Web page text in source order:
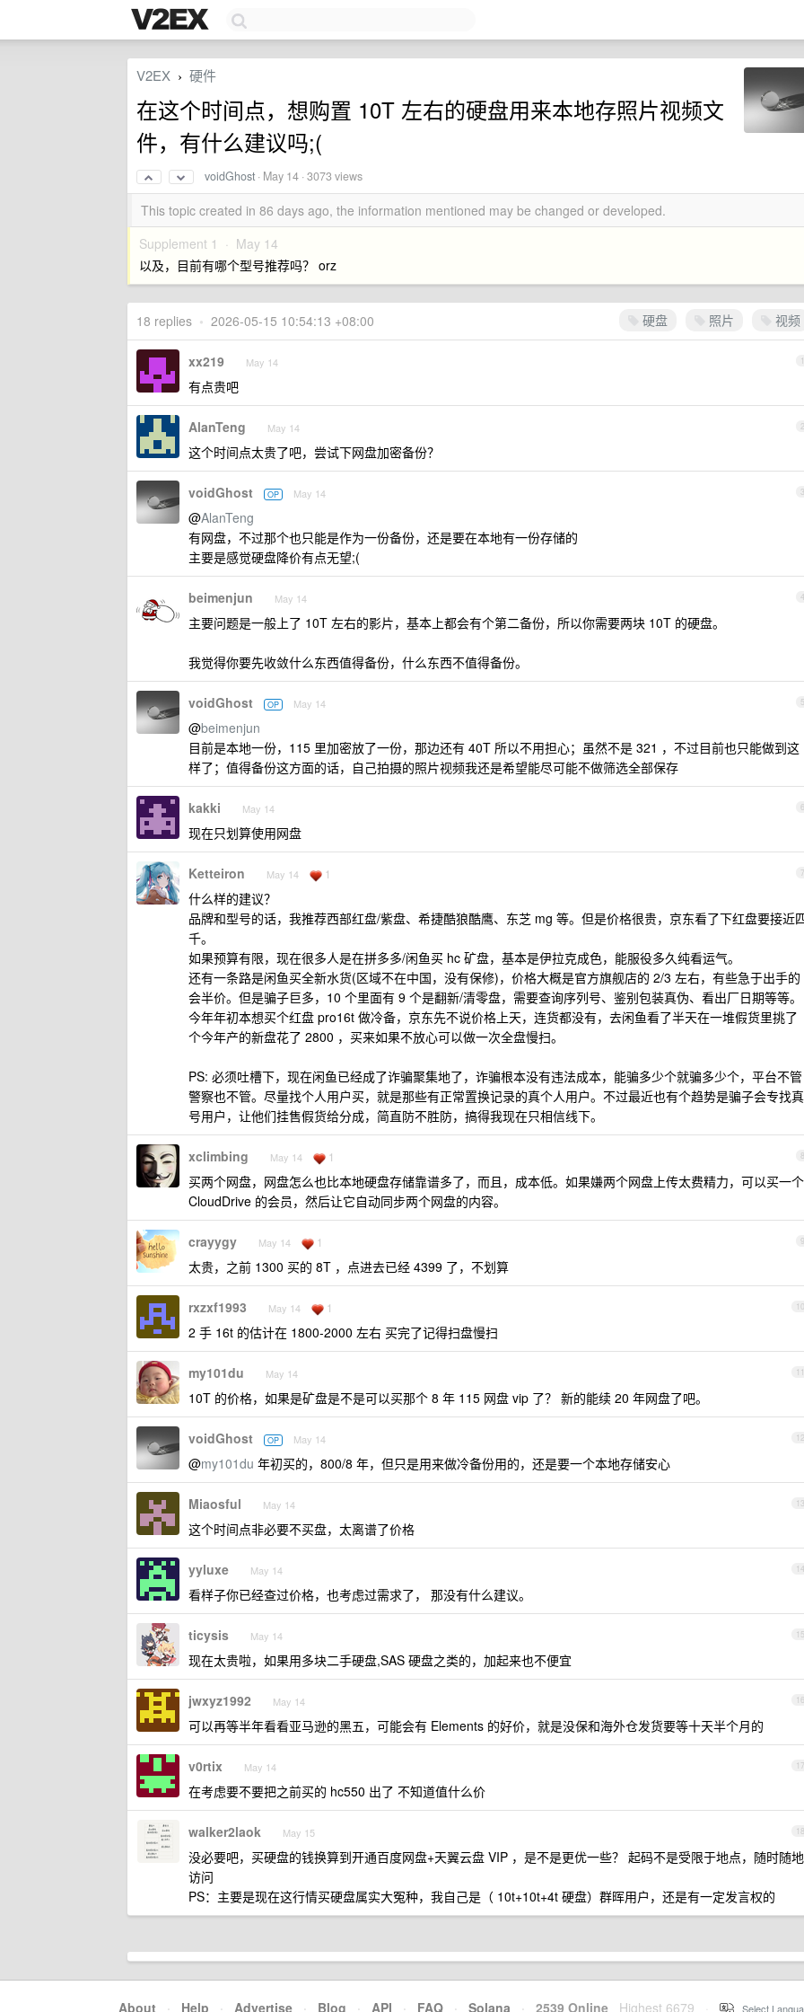
V2EX › 硬件
在这个时间点，想购置 10T 左右的硬盘用来本地存照片视频文
件，有什么建议吗;(
voidGhost · May 14 · 3073 views
This topic created in 86 days ago, the information mentioned may be changed or developed.
Supplement 1 · May 14
以及，目前有哪个型号推荐吗？ orz
硬盘 照片 视频
18 replies • 2026-05-15 10:54:13 +08:00
1
xx219 May 14
有点贵吧
2
AlanTeng May 14
这个时间点太贵了吧，尝试下网盘加密备份？
3
voidGhost OP May 14
@AlanTeng
有网盘，不过那个也只能是作为一份备份，还是要在本地有一份存储的
主要是感觉硬盘降价有点无望;(
4
beimenjun May 14
主要问题是一般上了 10T 左右的影片，基本上都会有个第二备份，所以你需要两块 10T 的硬盘。
我觉得你要先收敛什么东西值得备份，什么东西不值得备份。
5
voidGhost OP May 14
@beimenjun
目前是本地一份，115 里加密放了一份，那边还有 40T 所以不用担心；虽然不是 321 ，不过目前也只能做到这
样了；值得备份这方面的话，自己拍摄的照片视频我还是希望能尽可能不做筛选全部保存
6
kakki May 14
现在只划算使用网盘
7
Ketteiron May 14 1
什么样的建议？
品牌和型号的话，我推荐西部红盘/紫盘、希捷酷狼酷鹰、东芝 mg 等。但是价格很贵，京东看了下红盘要接近
千。
如果预算有限，现在很多人是在拼多多/闲鱼买 hc 矿盘，基本是伊拉克成色，能服役多久纯看运气。
还有一条路是闲鱼买全新水货(区域不在中国，没有保修)，价格大概是官方旗舰店的 2/3 左右，有些急于出手的
会半价。但是骗子巨多，10 个里面有 9 个是翻新/清零盘，需要查询序列号、鉴别包装真伪、看出厂日期等等。
今年年初本想买个红盘 pro16t 做冷备，京东先不说价格上天，连货都没有，去闲鱼看了半天在一堆假货里挑了
个今年产的新盘花了 2800 ，买来如果不放心可以做一次全盘慢扫。
PS: 必须吐槽下，现在闲鱼已经成了诈骗聚集地了，诈骗根本没有违法成本，能骗多少个就骗多少个，平台不管
警察也不管。尽量找个人用户买，就是那些有正常置换记录的真个人用户。不过最近也有个趋势是骗子会专找真
号用户，让他们挂售假货给分成，简直防不胜防，搞得我现在只相信线下。
8
xclimbing May 14 1
买两个网盘，网盘怎么也比本地硬盘存储靠谱多了，而且，成本低。如果嫌两个网盘上传太费精力，可以买一个
CloudDrive 的会员，然后让它自动同步两个网盘的内容。
9
crayygy May 14 1
太贵，之前 1300 买的 8T ，点进去已经 4399 了，不划算
10
rxzxf1993 May 14 1
2 手 16t 的估计在 1800-2000 左右 买完了记得扫盘慢扫
11
my101du May 14
10T 的价格，如果是矿盘是不是可以买那个 8 年 115 网盘 vip 了？ 新的能续 20 年网盘了吧。
12
voidGhost OP May 14
@my101du 年初买的，800/8 年，但只是用来做冷备份用的，还是要一个本地存储安心
13
Miaosful May 14
这个时间点非必要不买盘，太离谱了价格
14
yyluxe May 14
看样子你已经查过价格，也考虑过需求了， 那没有什么建议。
15
ticysis May 14
现在太贵啦，如果用多块二手硬盘,SAS 硬盘之类的，加起来也不便宜
16
jwxyz1992 May 14
可以再等半年看看亚马逊的黑五，可能会有 Elements 的好价，就是没保和海外仓发货要等十天半个月的
17
v0rtix May 14
在考虑要不要把之前买的 hc550 出了 不知道值什么价
18
walker2laok May 15
没必要吧，买硬盘的钱换算到开通百度网盘+天翼云盘 VIP ，是不是更优一些？ 起码不是受限于地点，随时随地
访问
PS：主要是现在这行情买硬盘属实大冤种，我自己是（ 10t+10t+4t 硬盘）群晖用户，还是有一定发言权的
About · Help · Advertise · Blog · API · FAQ · Solana · 2539 Online Highest 6679 Select